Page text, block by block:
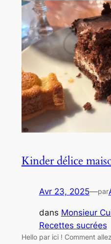
Kinder délice
Avr 23, 2025—par
dans Monsieur
Recettes sucrées
Hello par ici ! Comment